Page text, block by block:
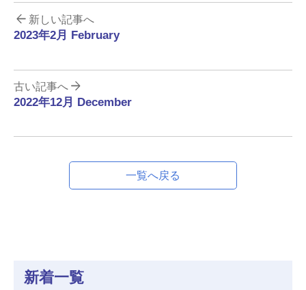
新しい記事へ
2023年2月 February
古い記事へ
2022年12月 December
一覧へ戻る
新着一覧